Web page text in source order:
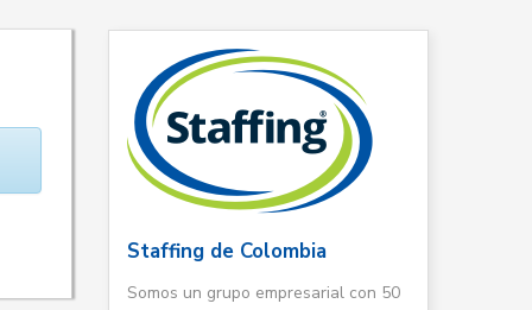
Staffing de Colombia
Somos un grupo empresarial con 50